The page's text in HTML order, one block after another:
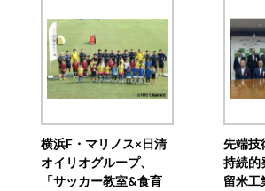
横浜F・マリノス×日清
オイリオグループ、
「サッカー教室&食育
先端技
持続
留米工